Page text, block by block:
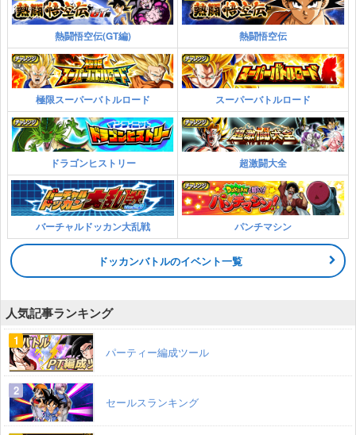
熱闘悟空伝(GT編) 熱闘悟空伝
極限スーパーバトルロード スーパーバトルロード
ドラゴンヒストリー 超激闘大全
バーチャルドッカン大乱戦 パンチマシン
ドッカンバトルのイベント一覧
人気記事ランキング
パーティー編成ツール
セールスランキング